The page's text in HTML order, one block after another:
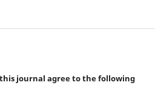
journal agree to the following